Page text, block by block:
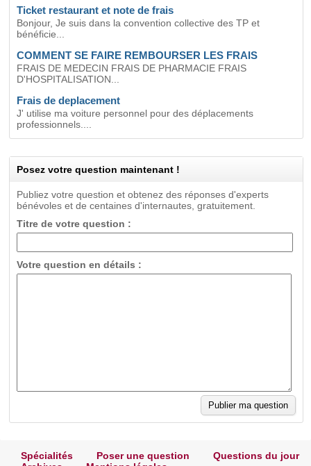
Ticket restaurant et note de frais
Bonjour, Je suis dans la convention collective des TP et
bénéficie...
COMMENT SE FAIRE REMBOURSER LES FRAIS
FRAIS DE MEDECIN FRAIS DE PHARMACIE FRAIS
D'HOSPITALISATION...
Frais de deplacement
J' utilise ma voiture personnel pour des déplacements
professionnels....
Posez votre question maintenant !
Publiez votre question et obtenez des réponses d'experts
bénévoles et de centaines d'internautes, gratuitement.
Titre de votre question :
Votre question en détails :
Spécialités Poser une question
Questions du jour